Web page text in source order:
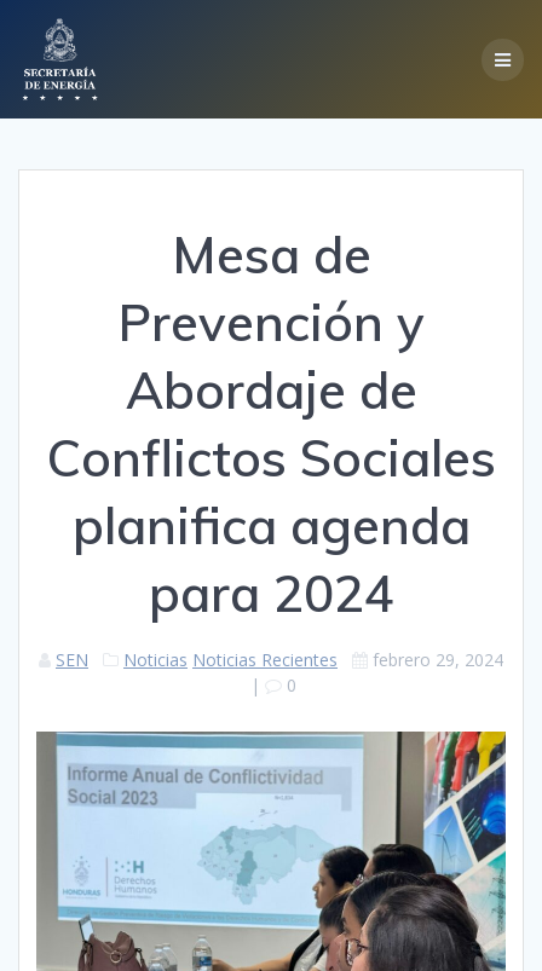
Mesa de
Prevención y
Abordaje de
Conflictos Sociales
planifica agenda
para 2024
SEN Noticias Noticias Recientes
febrero 29, 2024
|
0